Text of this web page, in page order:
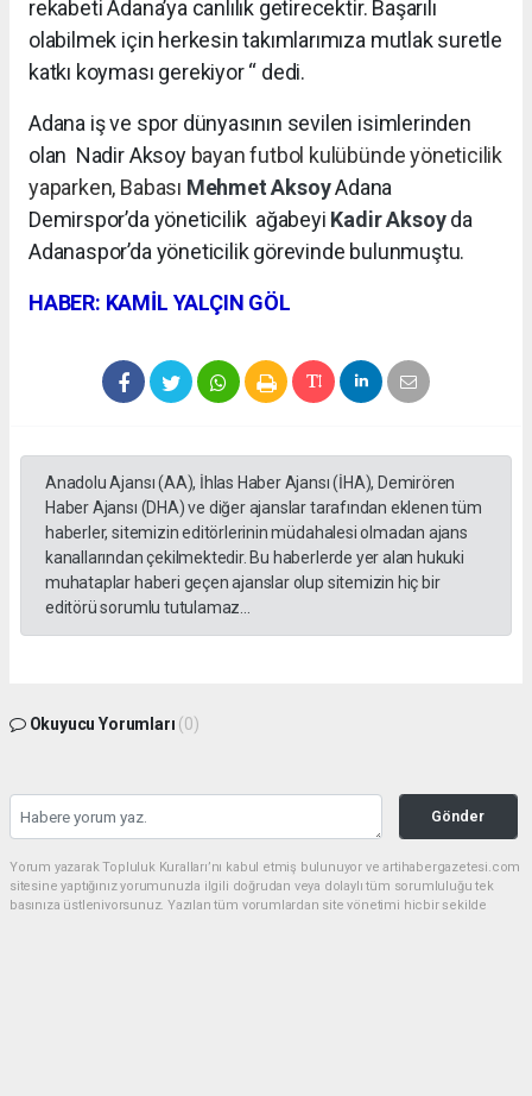
rekabeti Adana’ya canlılık getirecektir. Başarılı
olabilmek için herkesin takımlarımıza mutlak suretle
katkı koyması gerekiyor “ dedi.
Adana iş ve spor dünyasının sevilen isimlerinden
olan Nadir Aksoy bayan futbol kulübünde yöneticilik
yaparken, Babası Mehmet AksoyAdana
Demirspor’da yöneticilik ağabeyi Kadir Aksoyda
Adanaspor’da yöneticilik görevinde bulunmuştu.
HABER: KAMİL YALÇIN GÖL
Anadolu Ajansı (AA), İhlas Haber Ajansı (İHA), Demirören
Haber Ajansı (DHA) ve diğer ajanslar tarafından eklenen tüm
haberler, sitemizin editörlerinin müdahalesi olmadan ajans
kanallarından çekilmektedir. Bu haberlerde yer alan hukuki
muhataplar haberi geçen ajanslar olup sitemizin hiç bir
editörü sorumlu tutulamaz...
Okuyucu Yorumları (0)
Gönder
Yorum yazarak Topluluk Kuralları’nı kabul etmiş bulunuyor ve artihabergazetesi.com
sitesine yaptığınız yorumunuzla ilgili doğrudan veya dolaylı tüm sorumluluğu tek
başınıza üstleniyorsunuz. Yazılan tüm yorumlardan site yönetimi hiçbir şekilde